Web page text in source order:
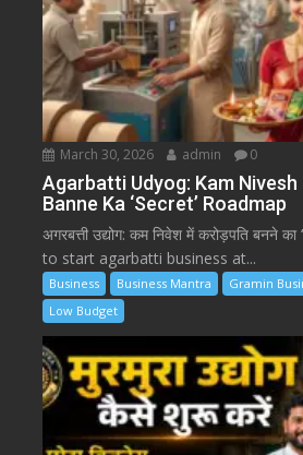
March 30, 2026 admin 0
Agarbatti Udyog: Kam
Banne Ka ‘Secret’ Roadmap
अगरबत्ती उद्योग: कम निवेश में करोड़पति बनने का
to start agarbatti business at...
Business Business Mantra
Gramin
Low Budget